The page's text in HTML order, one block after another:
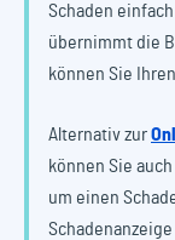
Schaden
übernimmt die
können Sie
Alternativ zur
können Sie
um einen
Schadenanzeige